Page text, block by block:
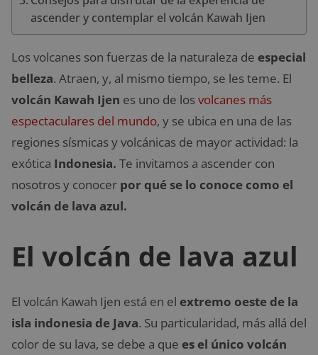
ascender y contemplar el volcán Kawah Ijen
Los volcanes son fuerzas de la naturaleza de especial
belleza. Atraen, y, al mismo tiempo, se les teme. El
volcán Kawah Ijen es uno de losvolcanes más
espectaculares del mundo, y se ubica en una de las
regiones sísmicas y volcánicas de mayor actividad: la
exótica Indonesia. Te invitamos a ascender con
nosotros y conocer por qué se lo conoce como el
volcán de lava azul.
El volcán de lava azul
El volcán Kawah Ijen está en el extremo oeste de la
isla indonesia de Java. Su particularidad, más allá del
color de su lava, se debe a que es el único volcán